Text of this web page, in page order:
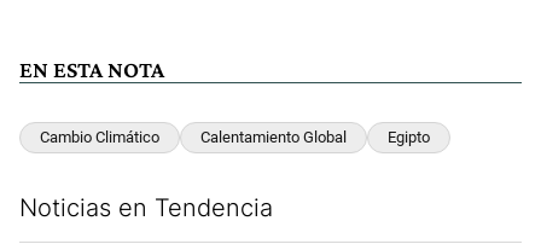
EN ESTA NOTA
Cambio Climático Calentamiento Global Egipto
Noticias en Tendencia